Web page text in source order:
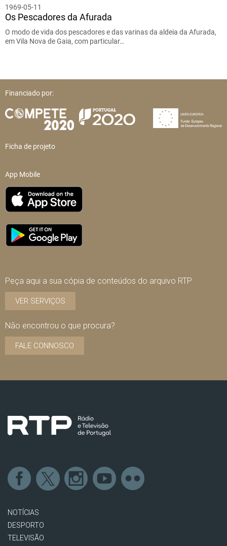
1969-05-11
Os Pescadores da Afurada
O modo de vida dos pescadores e das varinas da aldeia da Afurada,
em Vila Nova de Gaia, com particular…
Financiado por:
Ficha de projeto
App Mobile
Peça aqui a sua cópia de conteúdos do arquivo RTP
VER SERVIÇOS
Não encontrou o que procura?
FALE CONNOSCO
NOTÍCIAS
DESPORTO
TELEVISÃO